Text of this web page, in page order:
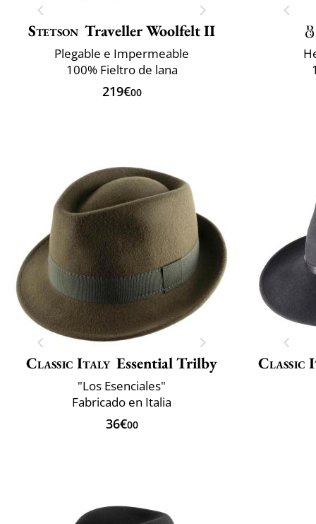
Stetson Traveller Woolfelt II
Plegable e Impermeable
100% Fieltro de lana
219€00
Classic Italy Essential Trilby
"Los Esenciales"
Fabricado en Italia
36€00
Classic